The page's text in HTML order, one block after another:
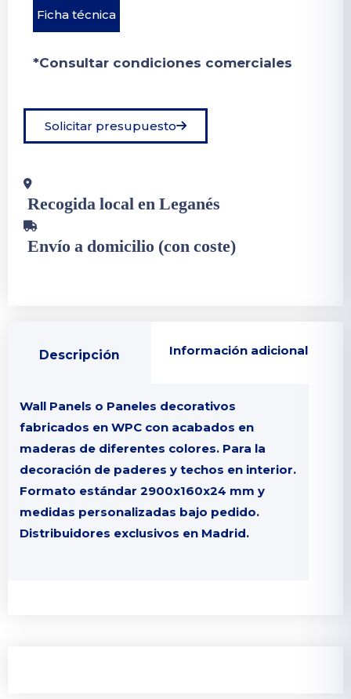
Ficha técnica
*Consultar condiciones comerciales
Solicitar presupuesto
Recogida local en Leganés
Envío a domicilio (con coste)
Descripción Información adicional
Wall Panels o Paneles decorativos
fabricados en WPC con acabados en
maderas de diferentes colores. Para la
decoración de paderes y techos en interior.
Formato estándar 2900x160x24 mm y
medidas personalizadas bajo pedido.
Distribuidores exclusivos en Madrid.